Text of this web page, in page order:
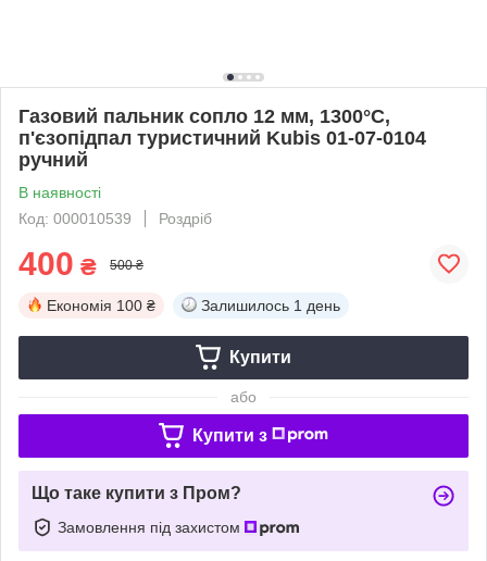
Газовий пальник сопло 12 мм, 1300°С,
п'єзопідпал туристичний Kubis 01-07-0104
ручний
В наявності
Код: 000010539
Роздріб
400 ₴ 500 ₴
Економія 100 ₴ Залишилось 1 день
Купити
або
Купити з
Що таке купити з Пром?
Замовлення під захистом